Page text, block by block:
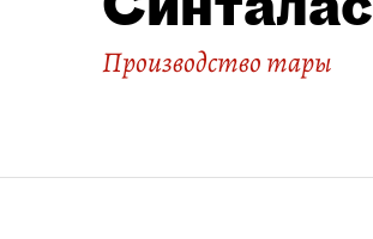
Производство тары